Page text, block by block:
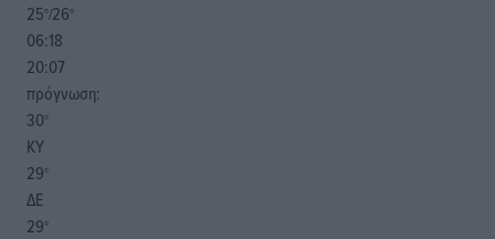
25°/26°
06:18
20:07
πρόγνωση:
30°
ΚΥ
29°
ΔΕ
29°